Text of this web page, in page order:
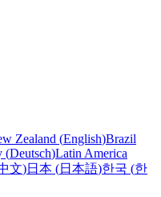
Zealand (English)Brazil
(Deutsch)Latin America
文)日本 (日本語)한국 (한